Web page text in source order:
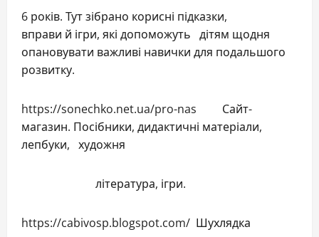
6 років. Тут зібрано корисні підказки,
вправи й ігри, які допоможуть дітям щодня
опановувати важливі навички для подальшого
розвитку.
https://sonechko.net.ua/pro-nas Сайт-
магазин. Посібники, дидактичні матеріали,
лепбуки, художня
література, ігри.
https://cabivosp.blogspot.com/ Шухлядка